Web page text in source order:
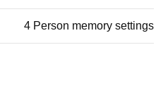
4 Person memory settings